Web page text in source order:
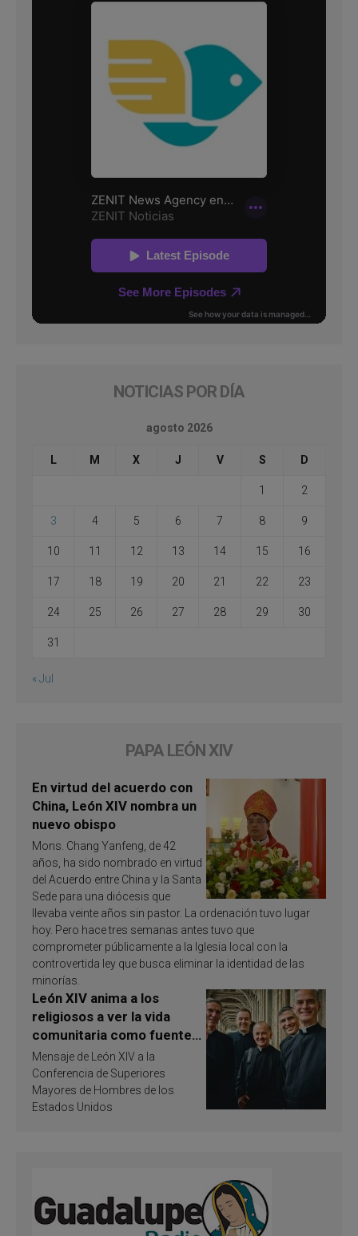
NOTICIAS POR DÍA
agosto 2026
L M X J V S D
1 2
3 4 5 6 7 8 9
10 11 12 13 14 15 16
17 18 19 20 21 22 23
24 25 26 27 28 29 30
31
« Jul
PAPA LEÓN XIV
En virtud del acuerdo con
China, León XIV nombra un
nuevo obispo
Mons. Chang Yanfeng, de 42
años, ha sido nombrado en virtud
del Acuerdo entre China y la Santa
Sede para una diócesis que
llevaba veinte años sin pastor. La ordenación tuvo lugar
hoy. Pero hace tres semanas antes tuvo que
comprometer públicamente a la Iglesia local con la
controvertida ley que busca eliminar la identidad de las
minorías.
León XIV anima a los
religiosos a ver la vida
comunitaria como fuente
de inspiración y
santificación
Mensaje de León XIV a la
Conferencia de Superiores
Mayores de Hombres de los
Estados Unidos